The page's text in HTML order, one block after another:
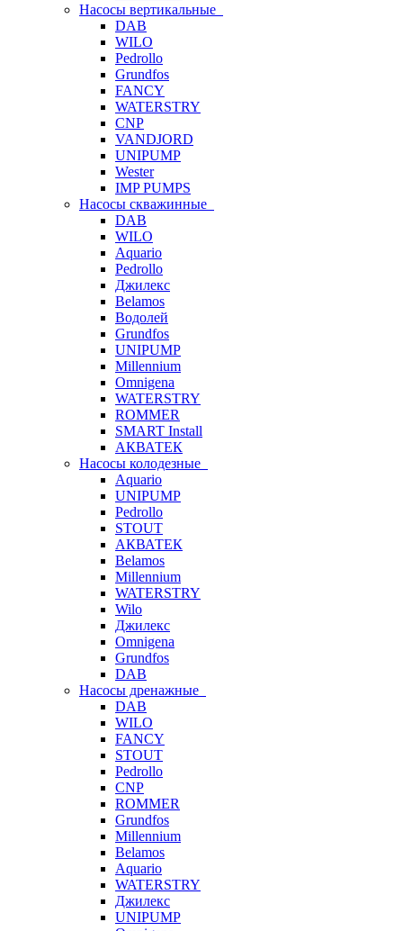
Насосы вертикальные
DAB
WILO
Pedrollo
Grundfos
FANCY
WATERSTRY
CNP
VANDJORD
UNIPUMP
Wester
IMP PUMPS
Насосы скважинные
DAB
WILO
Aquario
Pedrollo
Джилекс
Belamos
Водолей
Grundfos
UNIPUMP
Millennium
Omnigena
WATERSTRY
ROMMER
SMART Install
АКВАТЕК
Насосы колодезные
Aquario
UNIPUMP
Pedrollo
STOUT
АКВАТЕК
Belamos
Millennium
WATERSTRY
Wilo
Джилекс
Omnigena
Grundfos
DAB
Насосы дренажные
DAB
WILO
FANCY
STOUT
Pedrollo
CNP
ROMMER
Grundfos
Millennium
Belamos
Aquario
WATERSTRY
Джилекс
UNIPUMP